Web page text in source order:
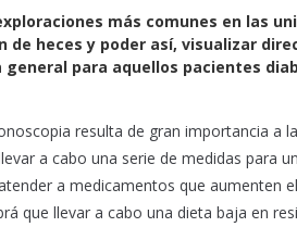
más comunes en las
de heces y poder así, visualizar
para aquellos pacientes
resulta de gran importancia a
a cabo una serie de medidas para
a medicamentos que aumenten
que llevar a cabo una dieta baja en